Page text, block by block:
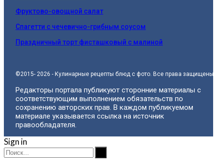
Фруктово-овощной салат
Спагетти с чечевично-грибным соусом
Праздничный торт фисташковый с малиной
©2015- 2026 - Кулинарные рецепты блюд с фото. Все права защищены.
Редакторы портала публикуют сторонние материалы с
соответствующим выполнением обязательств по
сохранению авторских прав. В каждом публикуемом
материале указывается ссылка на источник
правообладателя.
Sign in